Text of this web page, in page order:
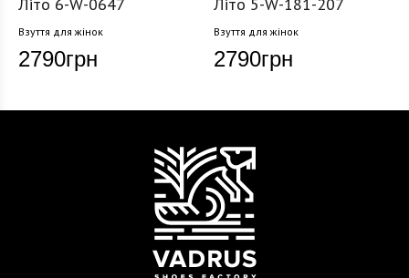
Взуття для жінок
2790грн
Взуття для жінок
2790грн